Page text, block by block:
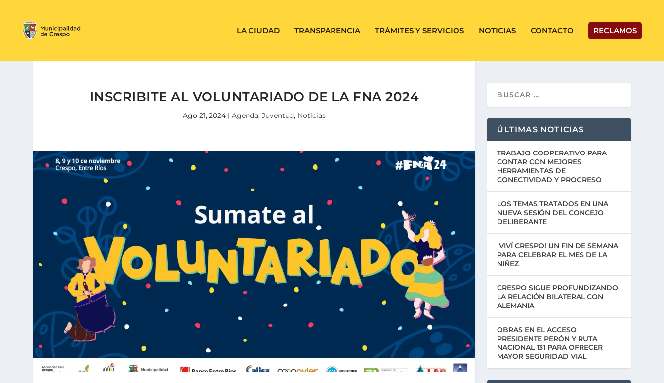
LA CIUDAD TRANSPARENCIA TRÁMITES Y SERVICIOS NOTICIAS CONTACTO RECLAMOS
INSCRIBITE AL VOLUNTARIADO DE LA FNA 2024
Ago 21, 2024 |Agenda,Juventud, Noticias
ÚLTIMAS NOTICIAS
TRABAJO COOPERATIVO PARA
CONTAR CON MEJORES
HERRAMIENTAS DE
CONECTIVIDAD Y PROGRESO
LOS TEMAS TRATADOS EN UNA
NUEVA SESIÓN DEL CONCEJO
DELIBERANTE
¡VIVÍ CRESPO! UN FIN DE SEMANA
PARA CELEBRAR EL MES DE LA
NIÑEZ
CRESPO SIGUE PROFUNDIZANDO
LA RELACIÓN BILATERAL CON
ALEMANIA
OBRAS EN EL ACCESO
PRESIDENTE PERÓN Y RUTA
NACIONAL 131 PARA OFRECER
MAYOR SEGURIDAD VIAL